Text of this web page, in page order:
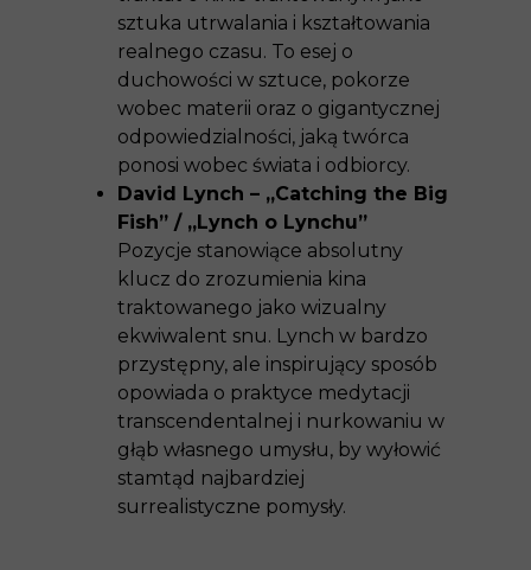
sztuka utrwalania i kształtowania
realnego czasu. To esej o
duchowości w sztuce, pokorze
wobec materii oraz o gigantycznej
odpowiedzialności, jaką twórca
ponosi wobec świata i odbiorcy.
David Lynch – „Catching the Big
Fish” / „Lynch o Lynchu”
Pozycje stanowiące absolutny
klucz do zrozumienia kina
traktowanego jako wizualny
ekwiwalent snu. Lynch w bardzo
przystępny, ale inspirujący sposób
opowiada o praktyce medytacji
transcendentalnej i nurkowaniu w
głąb własnego umysłu, by wyłowić
stamtąd najbardziej
surrealistyczne pomysły.